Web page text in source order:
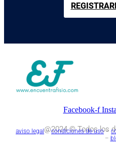
Facebook-f
@2024 © Todos los
aviso legal–condiciones de uso–
–